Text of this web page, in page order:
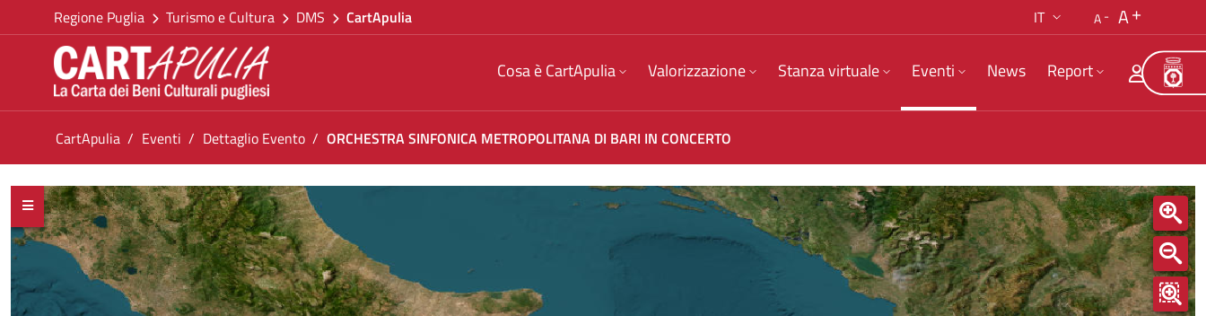
Salta al contenuto
Torna alla homepage
Vai al menu di navigazione
Vai ai contenuti
Vai al footer
Regione Puglia Turismo e Cultura DMS CartApulia IT A A
Cosa è CartApulia Valorizzazione Stanza virtuale Eventi News Report
Ti trovi in:
CartApulia Eventi Dettaglio Evento ORCHESTRA SINFONICA METROPOLITANA DI BARI IN CONCERTO
ORCHESTRA SINFONICA METROPOLITANA DI BARI IN CONCERTO